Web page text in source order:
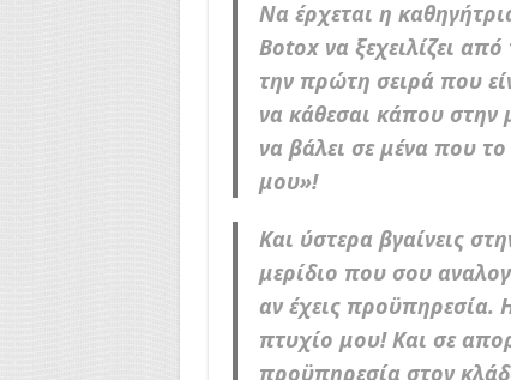
Να έρχεται η
Botox να ξεχειλίζει
την πρώτη σειρά που
να κάθεσαι κάπου στην
να βάλει σε μένα που
μου»!
Και ύστερα βγαίνεις
μερίδιο που σου
αν έχεις
πτυχίο μου! Και σε
προϋπηρεσία στον